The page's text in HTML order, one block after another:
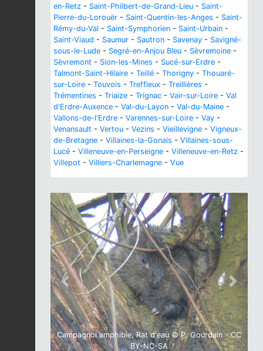
en-Retz - Saint-Philbert-de-Grand-Lieu - Saint-
Pierre-du-Lorouër - Saint-Quentin-les-Anges - Saint-
Rémy-du-Val - Saint-Symphorien - Saint-Urbain -
Saint-Viaud - Saumur - Sautron - Savenay - Savigné-
sous-le-Lude - Segré-en-Anjou Bleu - Sèvremoine -
Sèvremont - Sion-les-Mines - Sucé-sur-Erdre -
Talmont-Saint-Hilaire - Teillé - Thorigny - Thouaré-
sur-Loire - Touvois - Treffieux - Treillières -
Trémentines - Triaize - Trignac - Vair-sur-Loire - Val
d'Erdre-Auxence - Val-du-Layon - Val-du-Maine -
Vallons-de-l'Erdre - Varennes-sur-Loire - Vay -
Venansault - Vertou - Vezins - Vieillevigne - Vigneux-
de-Bretagne - Villaines-la-Gonais - Villaines-sous-
Lucé - Villeneuve-en-Perseigne - Villeneuve-en-Retz -
Villepot - Villiers-Charlemagne - Vue
Campagnol amphibie, Rat d'eau © P. Gourdain - CC
BY-NC-SA
Previous Next